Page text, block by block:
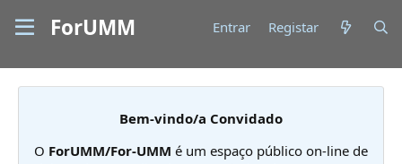
ForUMM Entrar Registar
Bem-vindo/a Convidado
O ForUMM/For-UMM é um espaço público on-line de